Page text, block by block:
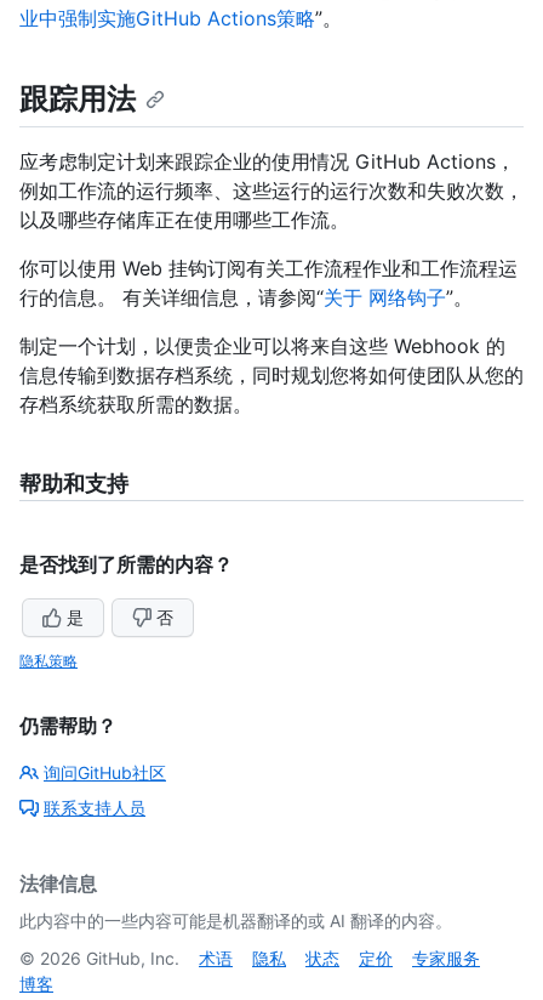
业中强制实施GitHub Actions策略”。
跟踪用法
应考虑制定计划来跟踪企业的使用情况 GitHub Actions，
例如工作流的运行频率、这些运行的运行次数和失败次数，
以及哪些存储库正在使用哪些工作流。
你可以使用 Web 挂钩订阅有关工作流程作业和工作流程运
行的信息。 有关详细信息，请参阅“关于 网络钩子”。
制定一个计划，以便贵企业可以将来自这些 Webhook 的
信息传输到数据存档系统，同时规划您将如何使团队从您的
存档系统获取所需的数据。
帮助和支持
是否找到了所需的内容？
是 否
隐私策略
仍需帮助？
询问GitHub社区
联系支持人员
法律信息
此内容中的一些内容可能是机器翻译的或 AI 翻译的内容。
© 2026 GitHub, Inc. 术语 隐私 状态 定价
专家服务
博客